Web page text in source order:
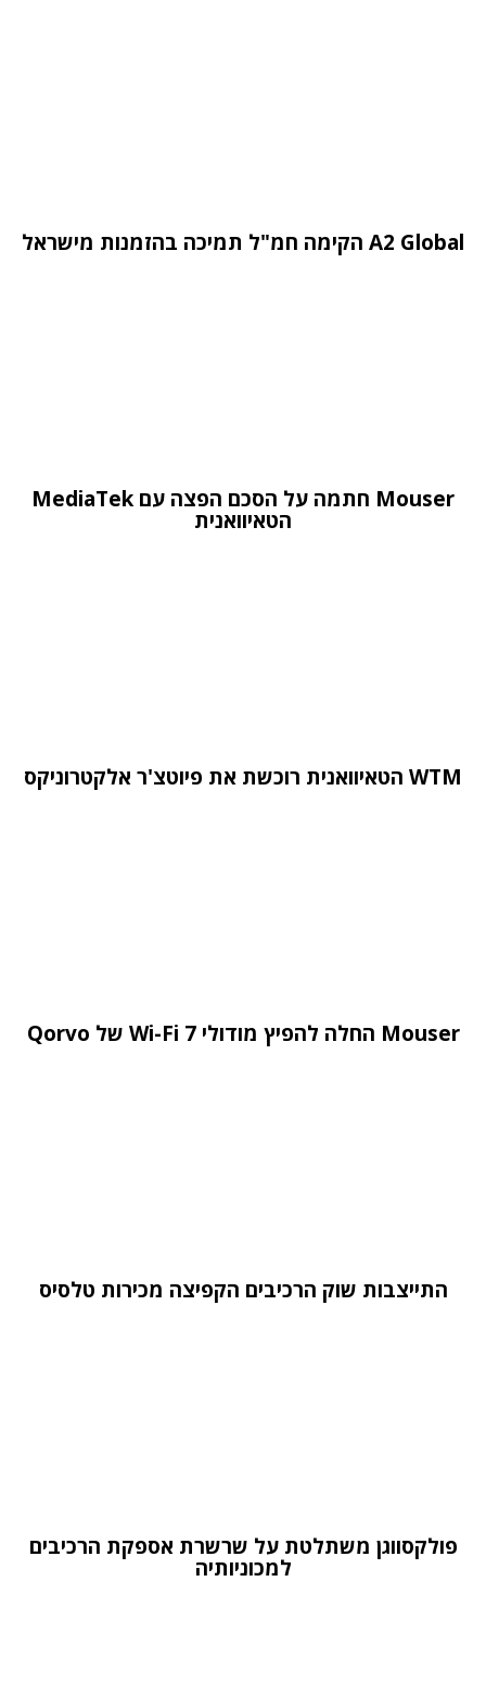
A2 Global הקימה חמ"ל תמיכה בהזמנות מישראל
Mouser חתמה על הסכם הפצה עם MediaTek
הטאיוואנית
WTM הטאיוואנית רוכשת את פיוטצ'ר אלקטרוניקס
Mouser החלה להפיץ מודולי Wi-Fi 7 של Qorvo
התייצבות שוק הרכיבים הקפיצה מכירות טלסיס
פולקסווגן משתלטת על שרשרת אספקת הרכיבים
למכוניותיה